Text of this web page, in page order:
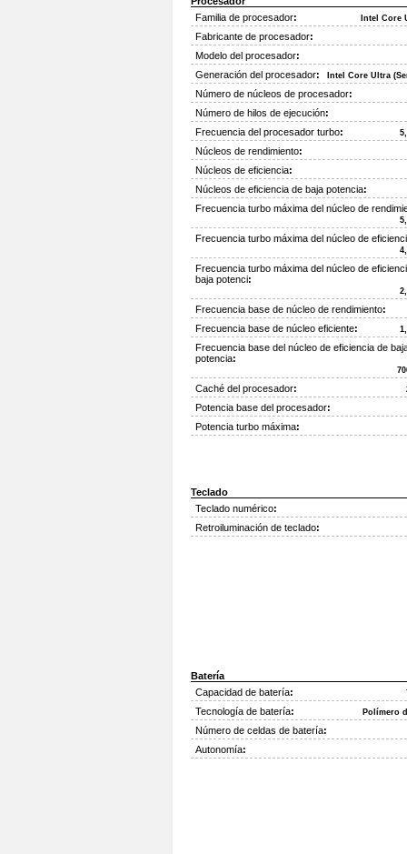
Familia de procesador: Intel Core
Fabricante de procesador:
Modelo del procesador:
Generación del procesador: Intel Core Ultra
Número de núcleos de procesador:
Número de hilos de ejecución:
Frecuencia del procesador turbo:
Núcleos de rendimiento:
Núcleos de eficiencia:
Núcleos de eficiencia de baja potencia:
Frecuencia turbo máxima del núcleo de
Frecuencia turbo máxima del núcleo de
Frecuencia turbo máxima del núcleo de
baja potenci:
Frecuencia base de núcleo de rendimiento:
Frecuencia base de núcleo eficiente:
Frecuencia base del núcleo de eficiencia de
potencia:
Caché del procesador:
Potencia base del procesador:
Potencia turbo máxima:
Teclado
Teclado numérico:
Retroiluminación de teclado:
Batería
Capacidad de batería:
Tecnología de batería: Polímero
Número de celdas de batería:
Autonomía: